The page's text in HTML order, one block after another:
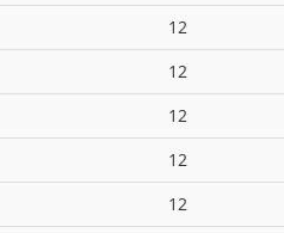
12
12
12
12
12